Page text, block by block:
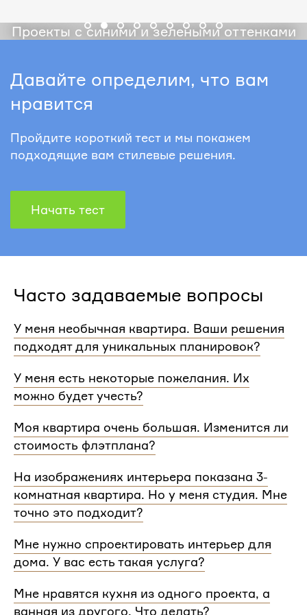
Проекты с синими и зелеными оттенками
Давайте определим, что вам
нравится
Пройдите короткий тест и мы покажем
подходящие вам стилевые решения.
Начать тест
Часто задаваемые вопросы
У меня необычная квартира. Ваши решения
подходят для уникальных планировок?
планировки и учтем особенности вашей
квартиры.
У меня есть некоторые пожелания. Их
можно будет учесть?
согласуем с вами планировочное решение,
расстановку мебели и важные детали. Вы
дизайнером Flatplan
Моя квартира очень большая. Изменится ли
стоимость флэтплана?
площади. Однако если у вас многоэтажный дом
или квартира, нужно будет купить флэтплан для
каждого этажа.
На изображениях интерьера показана 3-
комнатная квартира. Но у меня студия. Мне
точно это подходит?
и учитываем все детали. Любой стиль интерьера
на нашем сайте может быть адаптирован для
количеством комнат
Мне нужно спроектировать интерьер для
дома. У вас есть такая услуга?
квартир, но и для домов. Стоимость также не
зависит от площади. Однако если у вас в доме
Мне нравятся кухня из одного проекта, а
ванная из другого. Что делать?